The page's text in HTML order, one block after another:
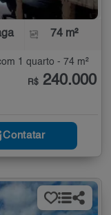
74 m²
1 quarto - 74 m²
R$ 240.000
Contatar